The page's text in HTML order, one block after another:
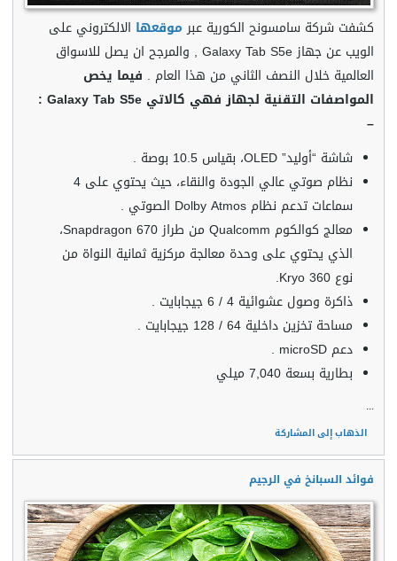
كشفت شركة سامسونح الكورية عبرموقعها الالكتروني على
الويب عن جهاز Galaxy Tab S5e , والمرجح ان يصل للاسواق
العالمية خلال النصف الثاني من هذا العام . فيما يخص
المواصفات التقنية لجهاز فهي كالاتي Galaxy Tab S5e :
–
شاشة “أوليد” OLED، بقياس 10.5 بوصة .
نظام صوتي عالي الجودة والنقاء، حيث يحتوي على 4
سماعات تدعم نظام Dolby Atmos الصوتي .
معالج كوالكوم Qualcomm من طراز Snapdragon 670،
الذي يحتوي على وحدة معالجة مركزية ثمانية النواة من
نوع Kryo 360.
ذاكرة وصول عشوائية 4 / 6 جيجابايت .
مساحة تخزين داخلية 64 / 128 جيجابايت .
دعم microSD .
بطارية بسعة 7,040 ميلي
...
الذهاب إلى المشاركة
فوائد السبانخ في الرجيم